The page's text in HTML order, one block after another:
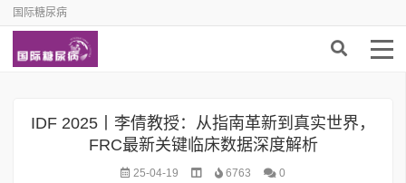
国际糖尿病
IDF 2025丨李倩教授：从指南革新到真实世界，
FRC最新关键临床数据深度解析
25-04-19 6763 0